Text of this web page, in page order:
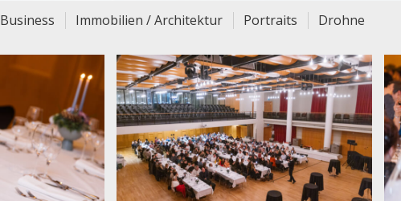
Business Immobilien / Architektur Portraits Drohne